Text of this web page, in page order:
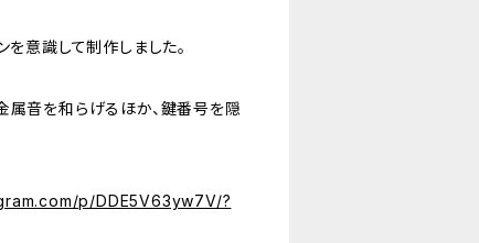
意識して制作しました。
属音を和らげるほか、鍵番号を隠
p/DDE5V63yw7V/?